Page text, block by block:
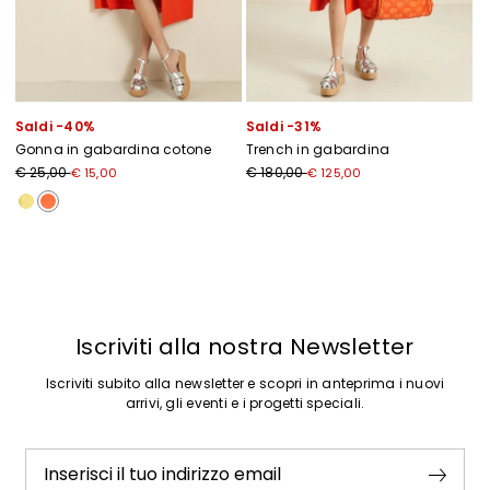
Saldi -40%
Gonna in gabardina cotone
Prezzo originale € 25,00
€ 25,00Nuovo prezzo € 15,00
€ 15,00
Saldi -31%
Trench in gabardina
Prezzo originale € 180,00
€ 180,00Nuovo prezzo € 125,00
€ 125,00
Iscriviti alla nostra Newsletter
Iscriviti subito alla newsletter e scopri in anteprima i nuovi
arrivi, gli eventi e i progetti speciali.
Inserisci il tuo indirizzo email